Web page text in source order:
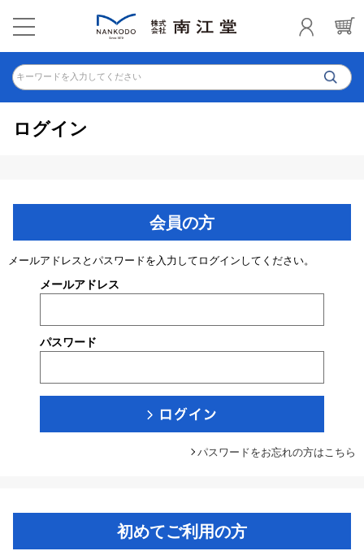
キーワードを入力してください
ログイン
会員の方
メールアドレスとパスワードを入力してログインしてください。
メールアドレス
パスワード
パスワードをお忘れの方はこちら
初めてご利用の方